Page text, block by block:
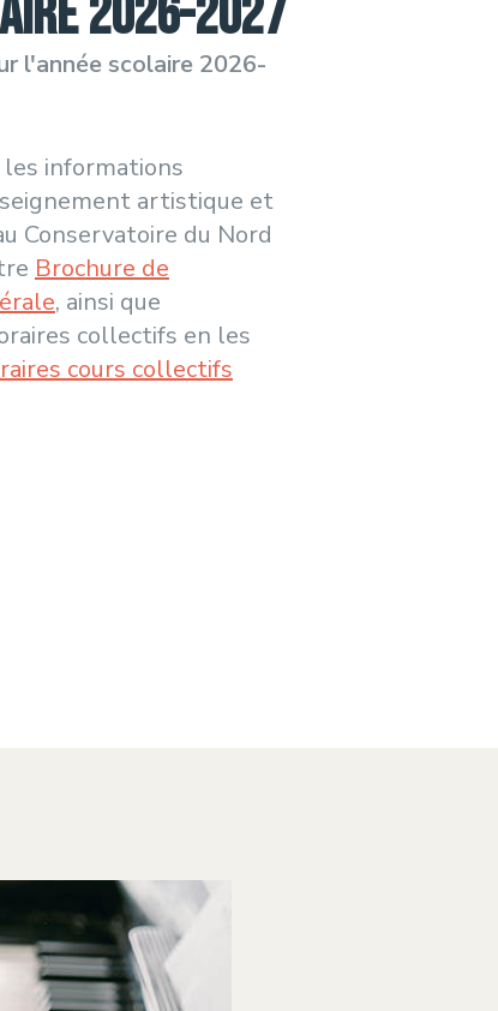
2026-2027
l'année scolaire 2026-
informations
artistique et
Conservatoire du Nord
Brochure de
, ainsi que
collectifs en les
cours collectifs